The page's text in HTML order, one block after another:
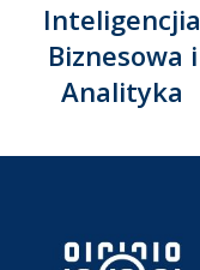
Inteligencjia
Biznesowa i
Analityka